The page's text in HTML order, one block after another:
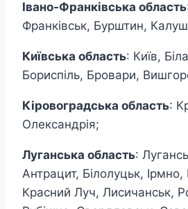
Івано-Франківська область
Франківськ, Бурштин,
Київська область: Київ,
Бориспіль, Бровари,
Кіровоградська область:
Олександрія;
Луганська область:
Антрацит, Білолуцьк,
Красний Луч, Лисичанськ,